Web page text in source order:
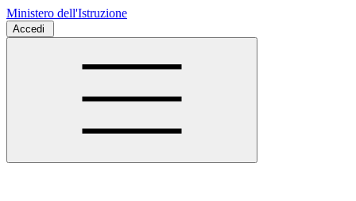
Ministero dell'Istruzione
Accedi